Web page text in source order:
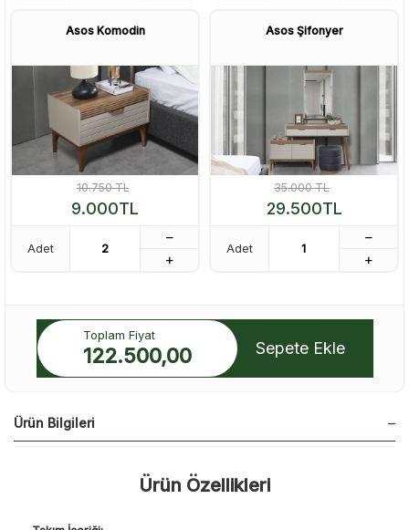
Asos Komodin
10.750TL
9.000TL
Adet
Asos Şifonyer
35.000TL
29.500TL
Adet
Toplam Fiyat
122.500,00 Sepete Ekle
Ürün Bilgileri
Ürün Özellikleri